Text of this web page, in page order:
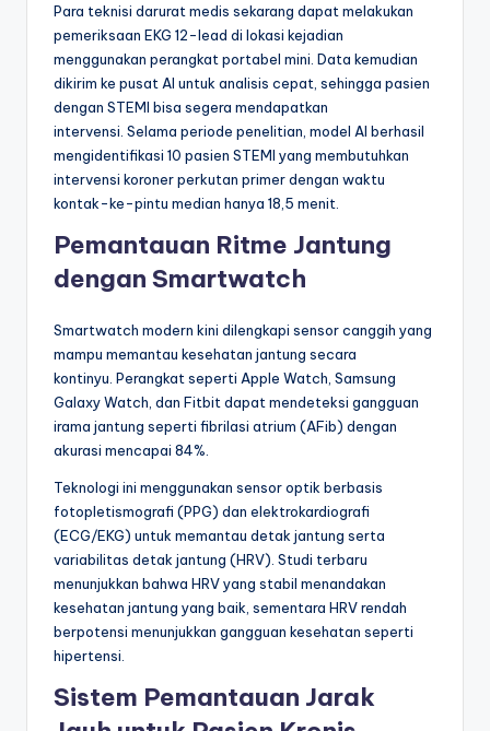
Para teknisi darurat medis sekarang dapat melakukan
pemeriksaan EKG 12-lead di lokasi kejadian
menggunakan perangkat portabel mini. Data kemudian
dikirim ke pusat AI untuk analisis cepat, sehingga pasien
dengan STEMI bisa segera mendapatkan
intervensi. Selama periode penelitian, model AI berhasil
mengidentifikasi 10 pasien STEMI yang membutuhkan
intervensi koroner perkutan primer dengan waktu
kontak-ke-pintu median hanya 18,5 menit.
Pemantauan Ritme Jantung
dengan Smartwatch
Smartwatch modern kini dilengkapi sensor canggih yang
mampu memantau kesehatan jantung secara
kontinyu. Perangkat seperti Apple Watch, Samsung
Galaxy Watch, dan Fitbit dapat mendeteksi gangguan
irama jantung seperti fibrilasi atrium (AFib) dengan
akurasi mencapai 84%.
Teknologi ini menggunakan sensor optik berbasis
fotopletismografi (PPG) dan elektrokardiografi
(ECG/EKG) untuk memantau detak jantung serta
variabilitas detak jantung (HRV). Studi terbaru
menunjukkan bahwa HRV yang stabil menandakan
kesehatan jantung yang baik, sementara HRV rendah
berpotensi menunjukkan gangguan kesehatan seperti
hipertensi.
Sistem Pemantauan Jarak